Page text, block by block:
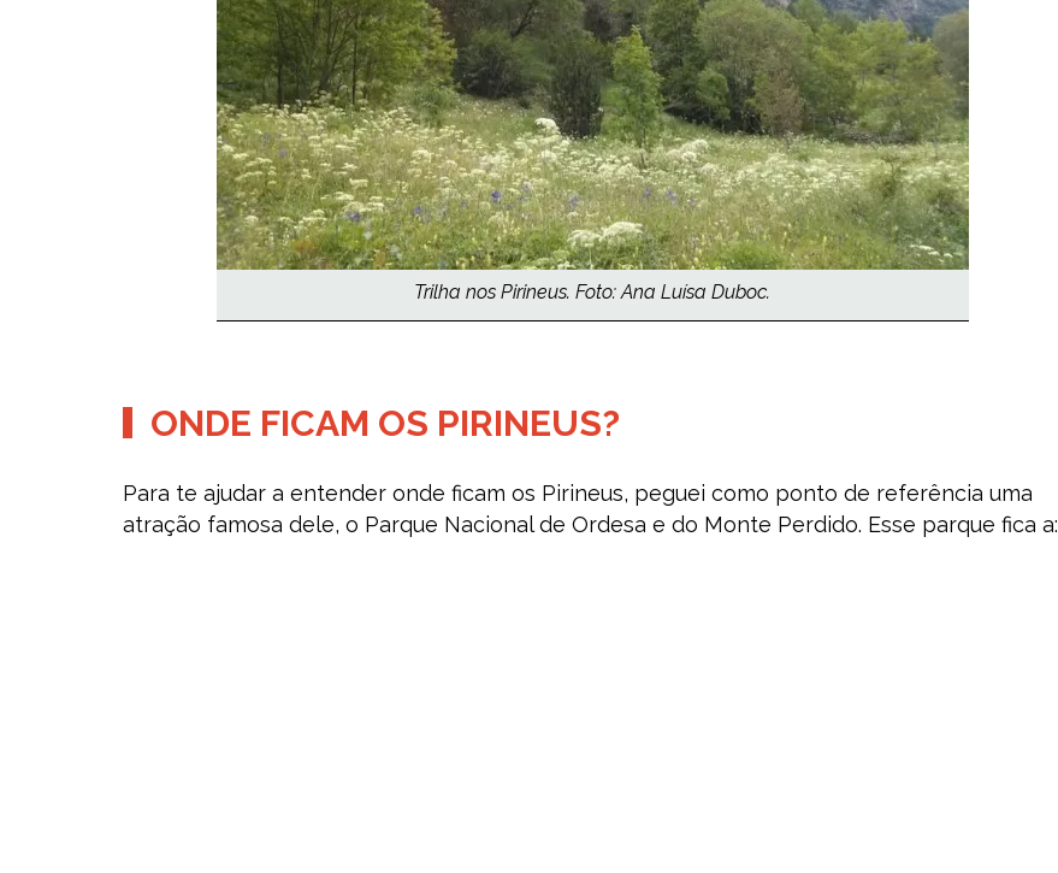
Trilha nos Pirineus. Foto: Ana Luísa Duboc.
ONDE FICAM OS PIRINEUS?
Para te ajudar a entender onde ficam os Pirineus, peguei como ponto de referência uma
atração famosa dele, o Parque Nacional de Ordesa e do Monte Perdido. Esse parque fica a: